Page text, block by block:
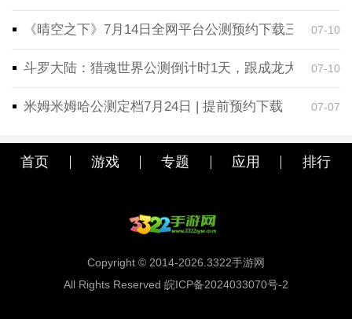
《晴空之下》7月14日全网平台公测预约下载三端同步
07-10
斗罗大陆：猎魂世界公测倒计时1天，跟成龙大哥一起
07-10
米姆米姆哈公测定档7月24日 | 提前预约下载 07-07
首页 游戏 专题 应用 排行
Copyright © 2014-2026.3322手游网
All Rights Reserved 皖ICP备2024033070号-2